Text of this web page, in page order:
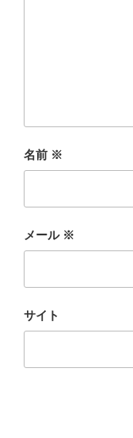
名前 ※
メール ※
サイト